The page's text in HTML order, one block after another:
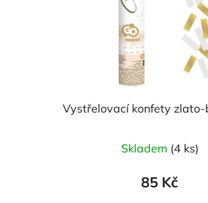
Vystřelovací konfety zlato-
Skladem (4 ks)
85 Kč